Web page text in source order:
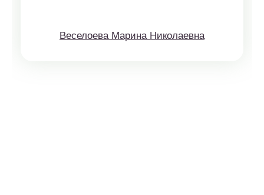
Веселоева Марина Николаевна